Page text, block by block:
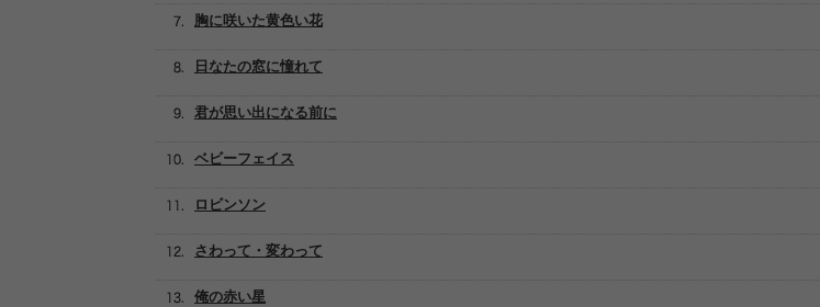
君が思い出になる前に
日なたの窓に憧れて
胸に咲いた黄色い花
ベビーフェイス
ロビンソン
さわって・変わって
俺の赤い星